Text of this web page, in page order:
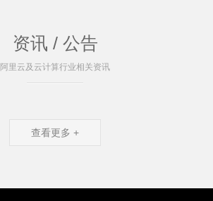
资讯 / 公告
阿里云及云计算行业相关资讯
查看更多 +